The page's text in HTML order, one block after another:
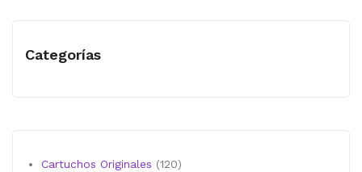
Categorías
Cartuchos Originales 120120